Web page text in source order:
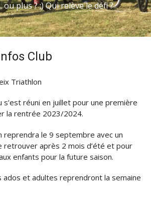
ou plus ? ;) Qui relève le défi ?
Club
Triathlon
s’est réuni en juillet pour une première
la rentrée 2023/2024.
reprendra le 9 septembre avec un
retrouver après 2 mois d’été et pour
enfants pour la future saison.
ados et adultes reprendront la semaine